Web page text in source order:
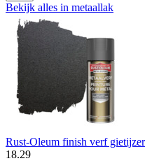
Bekijk alles in metaallak
Rust-Oleum finish verf
18.29